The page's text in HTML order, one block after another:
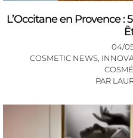
L’Occitane en Provence :
04/
COSMETIC NEWS
PAR